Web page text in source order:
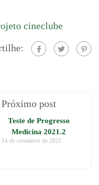
cineclube
Próximo post
Teste de Progresso
Medicina 2021.2
14 de setembro de 2021